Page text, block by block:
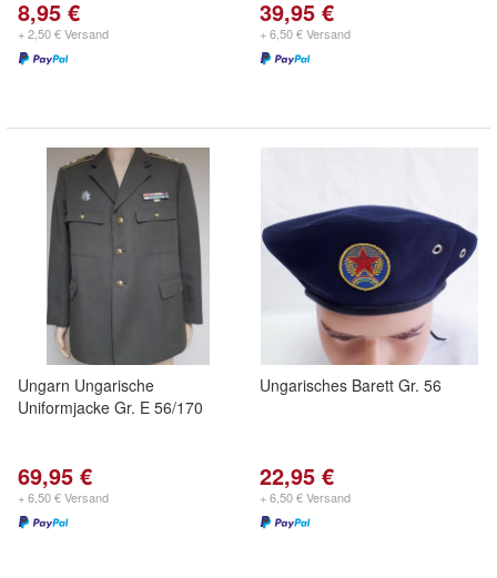
8,95 €
+ 2,50 € Versand
39,95 €
+ 6,50 € Versand
Ungarn Ungarische
Uniformjacke Gr. E 56/170
69,95 €
+ 6,50 € Versand
Ungarisches Barett Gr. 56
22,95 €
+ 6,50 € Versand